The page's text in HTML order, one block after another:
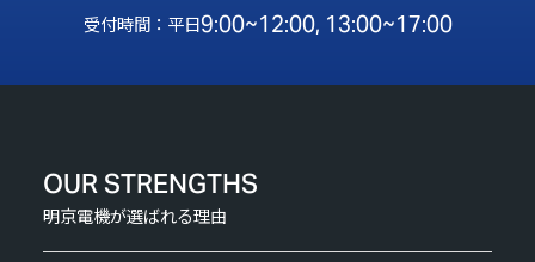
受付時間：平日9:00~12:00, 13:00~17:00
OUR STRENGTHS
明京電機が選ばれる理由